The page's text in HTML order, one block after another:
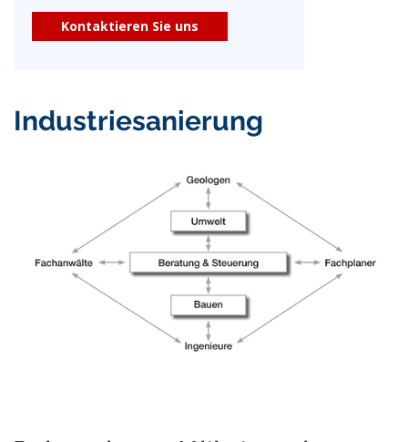
Kontaktieren Sie uns
Industriesanierung